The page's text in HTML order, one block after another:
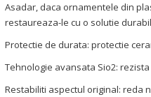
Asadar, daca ornamentele din
restaureaza-le cu o solutie
Protectie de durata: protectie
Tehnologie avansata Sio2:
Restabiliti aspectul original: reda